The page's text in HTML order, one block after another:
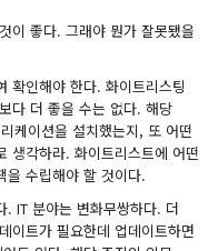
이 좋다. 그래야 뭔가 잘못됐을
확인해야 한다. 화이트리스팅
다 더 좋을 수는 없다. 해당
케이션을 설치했는지, 또 어떤
생각하라. 화이트리스트에 어떤
을 수립해야 할 것이다.
. IT 분야는 변화무쌍하다. 더
이트가 필요한데 업데이트하면